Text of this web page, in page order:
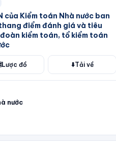
Kiểm toán Nhà nước ban
điểm đánh giá và tiêu
kiểm toán, tổ kiểm toán
Lược đồ ⬇️Tải về
nước